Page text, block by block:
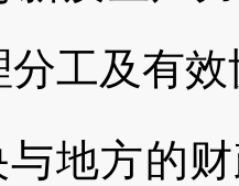
工及有
方的财